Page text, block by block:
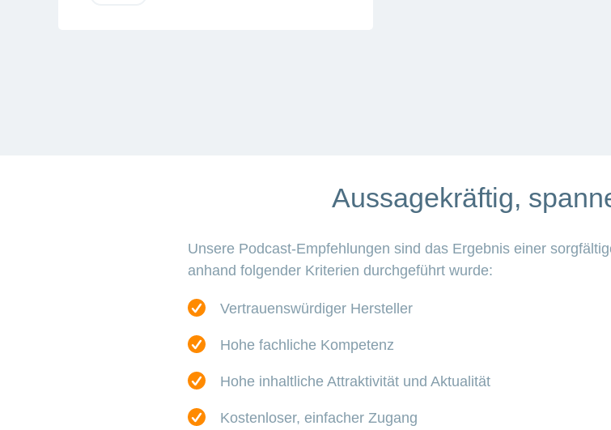
Aussagekräftig,
Unsere Podcast-Empfehlungen sind das Ergebnis einer
anhand folgender Kriterien durchgeführt wurde:
Vertrauenswürdiger Hersteller
Hohe fachliche Kompetenz
Hohe inhaltliche Attraktivität und Aktualität
Kostenloser, einfacher Zugang